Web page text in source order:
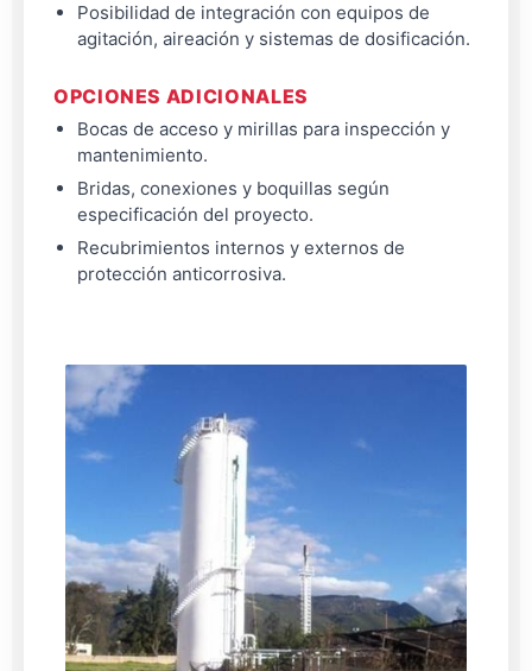
Posibilidad de integración con equipos de
agitación, aireación y sistemas de dosificación.
OPCIONES ADICIONALES
Bocas de acceso y mirillas para inspección y
mantenimiento.
Bridas, conexiones y boquillas según
especificación del proyecto.
Recubrimientos internos y externos de
protección anticorrosiva.